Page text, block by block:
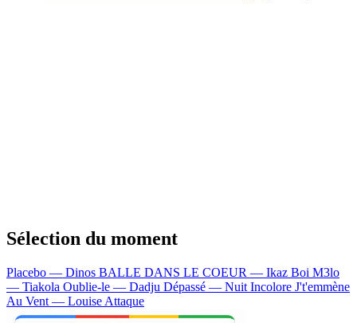
Sélection du moment
Placebo — Dinos BALLE DANS LE COEUR — Ikaz Boi M3lo
— Tiakola Oublie-le — Dadju Dépassé — Nuit Incolore J't'emmène
Au Vent — Louise Attaque